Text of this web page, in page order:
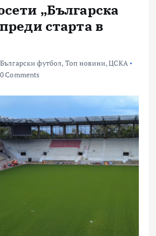
„Българска
старта в
Български футбол, Топ новини,ЦСКА
Comments